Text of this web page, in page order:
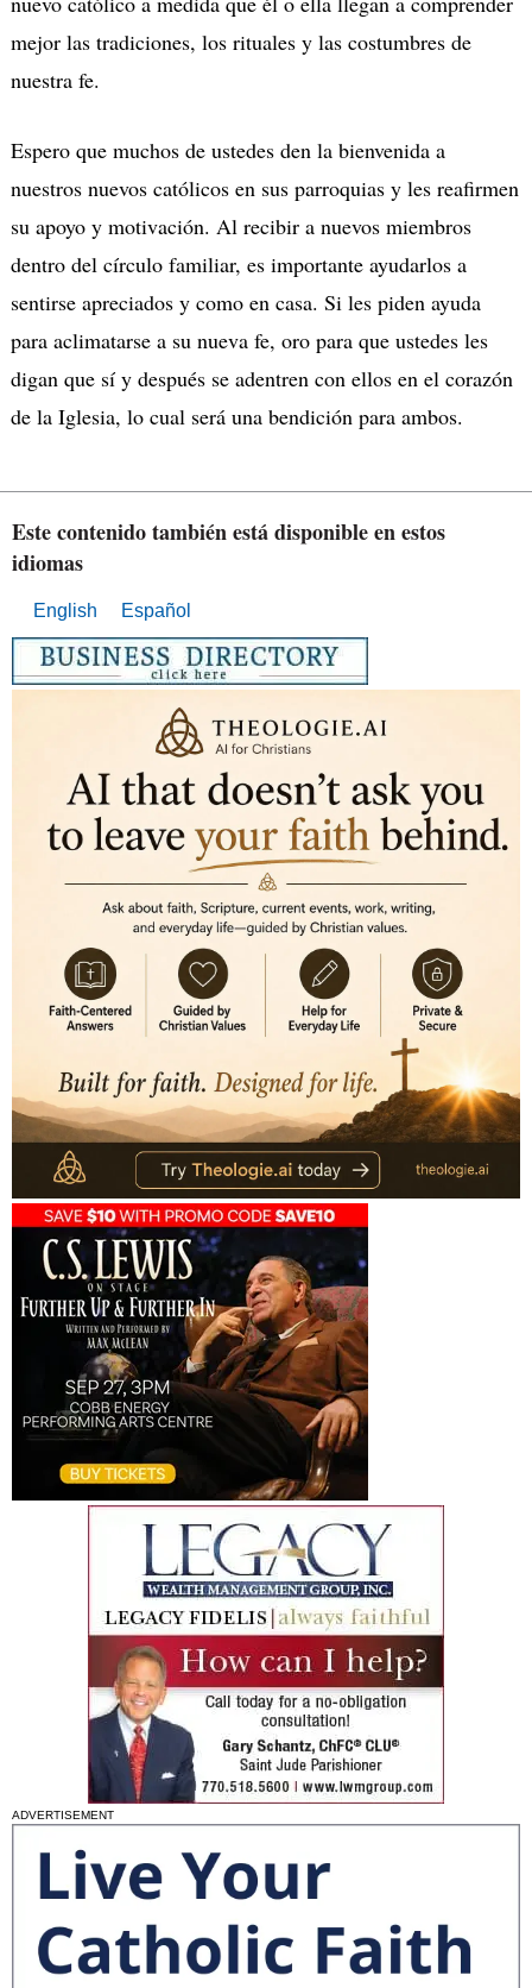
mejor las tradiciones, los rituales y las costumbres de
nuestra fe.
Espero que muchos de ustedes den la bienvenida a
nuestros nuevos católicos en sus parroquias y les reafirmen
su apoyo y motivación. Al recibir a nuevos miembros
dentro del círculo familiar, es importante ayudarlos a
sentirse apreciados y como en casa. Si les piden ayuda
para aclimatarse a su nueva fe, oro para que ustedes les
digan que sí y después se adentren con ellos en el corazón
de la Iglesia, lo cual será una bendición para ambos.
Este contenido también está disponible en estos
idiomas
English Español
ADVERTISEMENT